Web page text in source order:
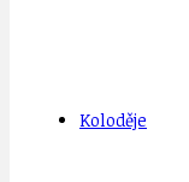
Koloděje